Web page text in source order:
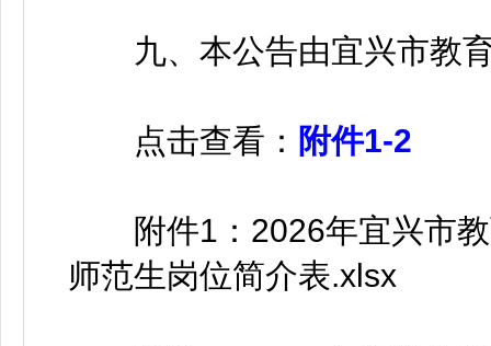
九、本公告由宜兴市教育
点击查看： 附件1-2
附件1：2026年宜兴市教
师范生岗位简介表.xlsx